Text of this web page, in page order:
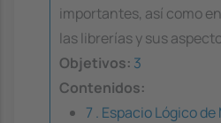
importantes, así como
las librerías y sus
Objetivos: 3
Contenidos:
7 . Espacio Lógico